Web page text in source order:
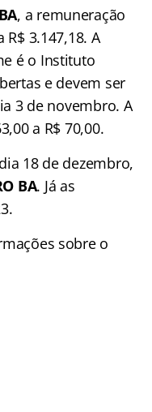
, a remuneração
R$ 3.147,18. A
é o Instituto
e devem ser
3 de novembro. A
a R$ 70,00.
18 de dezembro,
BA. Já as
sobre o